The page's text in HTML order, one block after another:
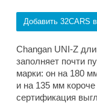
Добавить 32CARS
Changan UNI-Z
заполняет почти
марки: он на 180
и на 135 мм
сертификация